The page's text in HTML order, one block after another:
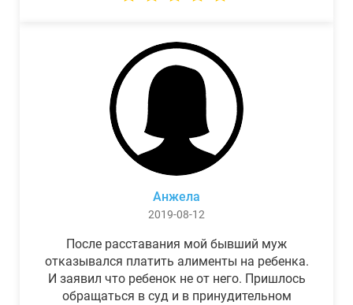
Анжела
2019-08-12
После расставания мой бывший муж
отказывался платить алименты на ребенка.
И заявил что ребенок не от него. Пришлось
обращаться в суд и в принудительном